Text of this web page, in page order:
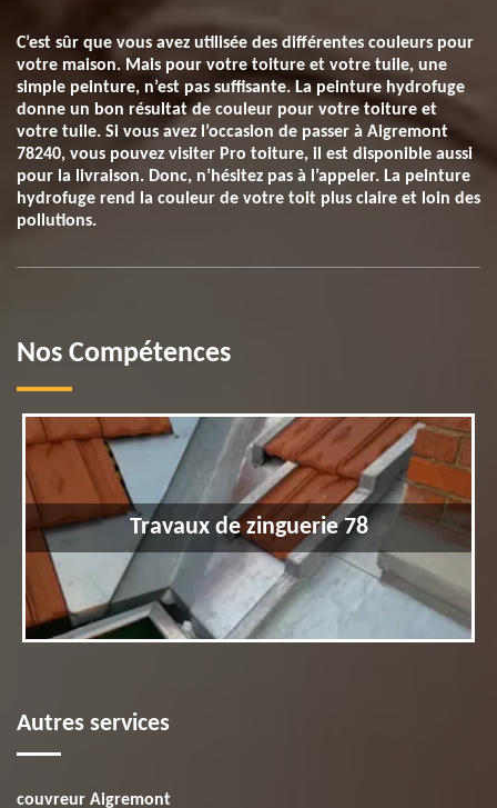
C’est sûr que vous avez utilisée des différentes couleurs pour
votre maison. Mais pour votre toiture et votre tuile, une
simple peinture, n’est pas suffisante. La peinture hydrofuge
donne un bon résultat de couleur pour votre toiture et
votre tuile. Si vous avez l’occasion de passer à Aigremont
78240, vous pouvez visiter Pro toiture, il est disponible aussi
pour la livraison. Donc, n’hésitez pas à l’appeler. La peinture
hydrofuge rend la couleur de votre toit plus claire et loin des
pollutions.
Nos Compétences
Travaux de zinguerie 78
Autres services
couvreur Aigremont